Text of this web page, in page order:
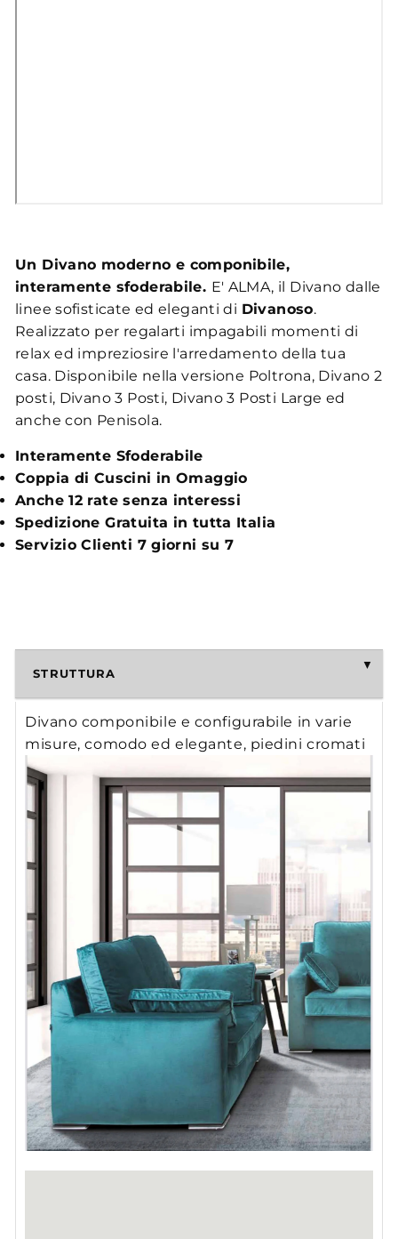
Un Divano moderno e componibile,
interamente sfoderabile. E' ALMA, il Divano dalle
linee sofisticate ed eleganti di Divanoso.
Realizzato per regalarti impagabili momenti di
relax ed impreziosire l'arredamento della tua
casa. Disponibile nella versione Poltrona, Divano 2
posti, Divano 3 Posti, Divano 3 Posti Large ed
anche con Penisola.
Interamente Sfoderabile
Coppia di Cuscini in Omaggio
Anche 12 rate senza interessi
Spedizione Gratuita in tutta Italia
Servizio Clienti 7 giorni su 7
STRUTTURA
Divano componibile e configurabile in varie
misure, comodo ed elegante, piedini cromati